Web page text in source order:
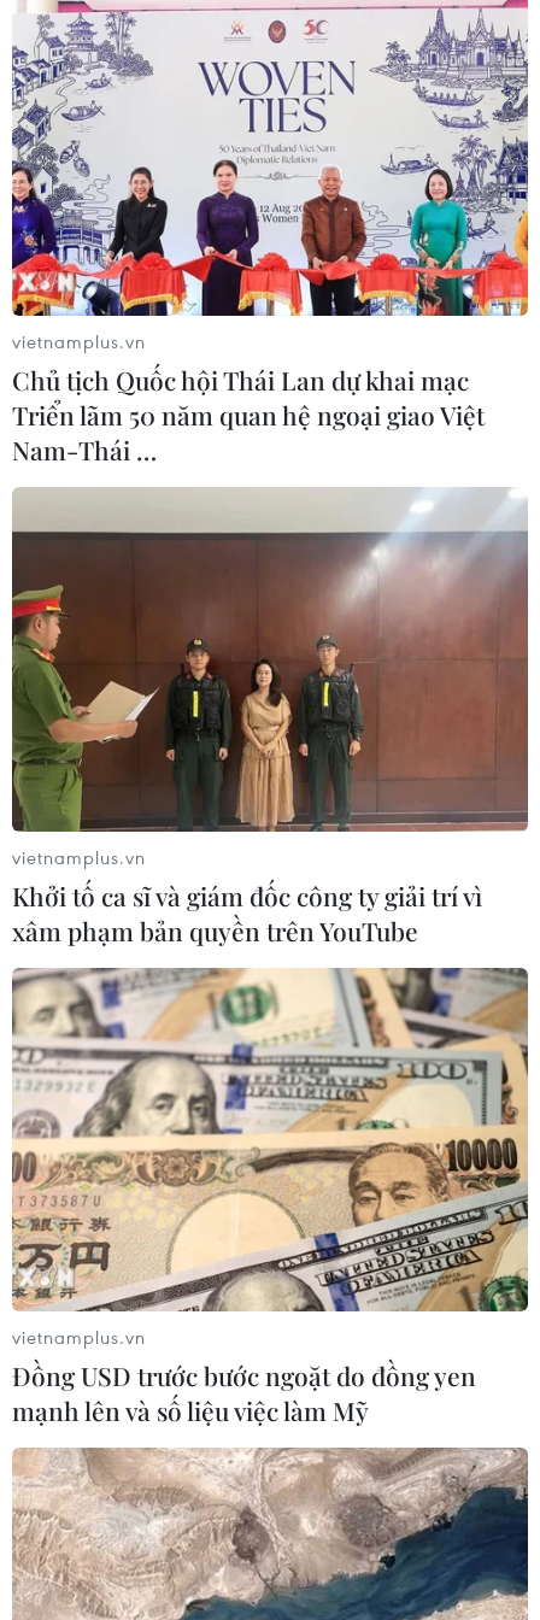
#Virus mới ở dơi Vân Nam
#Nguy cơ virus Nipah Hendra
#Dơi mang virus nguy hiểm
#Virus henipavirus gây chết người
#Phát hiện virus trong thận dơi
#Dơi Vân Nam và mối đe dọa dịch bệnh
Trung Quốc
Theo dõi VietnamPlus
TIN LIÊN QUAN
Bỉ: Phát hiện loài dơi mũi nhọn soprane
quý hiếm tại khu bảo tồn Wortel-Kolonie
12/10/2024 08:10
Bên cạnh việc phát hiện loài dơi mũi nhọn soprane, nhà
nghiên cứu Dirk Swaenen còn ghi nhận sự hiện diện của
loài dơi tai dài Leisler, một loài dơi nhỏ bé và ít được
biết đến.
Loài dơi ở Lào mang virus tương tự virus
vietnamplus.vn
Chủ tịch Quốc hội Thái Lan dự khai mạc
Triển lãm 50 năm quan hệ ngoại giao Việt
Nam-Thái …
vietnamplus.vn
Khởi tố ca sĩ và giám đốc công ty giải trí vì
xâm phạm bản quyền trên YouTube
vietnamplus.vn
Đồng USD trước bước ngoặt do đồng yen
mạnh lên và số liệu việc làm Mỹ